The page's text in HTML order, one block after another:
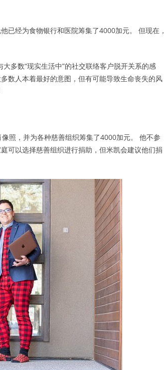
已经为食物银行和医院筹集了4000加元。 但现在，
多数“现实生活中”的社交联络客户脱开关系的感
数人本着最好的意图，但有可能导致生命丧失的风
照，并为各种慈善组织筹集了4000加元。 他不参
可以选择慈善组织进行捐助，但米凯会建议他们捐